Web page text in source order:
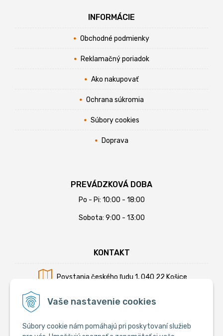
Vaše nastavenie cookies
Súbory cookie nám pomáhajú pri poskytovaní služieb
INFORMÁCIE
Obchodné podmienky
Reklamačný poriadok
Ako nakupovať
Ochrana súkromia
Súbory cookies
Doprava
PREVÁDZKOVÁ DOBA
Po - Pi: 10:00 - 18:00
Sobota: 9:00 - 13:00
KONTAKT
Povstania českého ľudu 1, 040 22 Košice
Mobil:+421 902 794 355
E-mail:info@krmiva.sk